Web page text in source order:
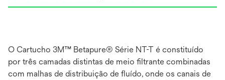
O Cartucho 3M™ Betapure® Série NT-T é constituído
por três camadas distintas de meio filtrante combinadas
com malhas de distribuição de fluído, onde os canais de